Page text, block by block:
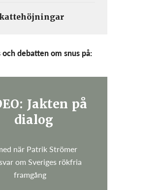
och debatten om snus på:
Jakten på
dialog
när Patrik Strömer
om Sveriges rökfria
framgång